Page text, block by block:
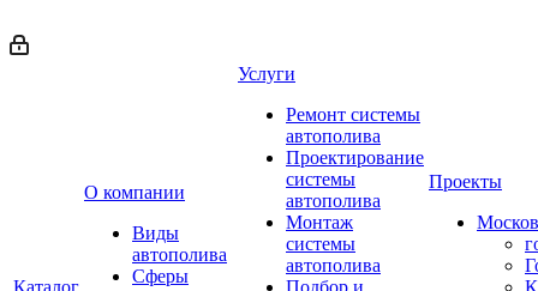
Каталог
О компании
Виды
автополива
Сферы
Услуги
Ремонт системы
автополива
Проектирование
системы
автополива
Монтаж
системы
автополива
Подбор и
Проекты